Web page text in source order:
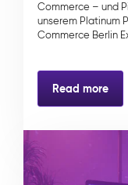
Commerce – und
unserem Platinum
Commerce Berlin
Read more